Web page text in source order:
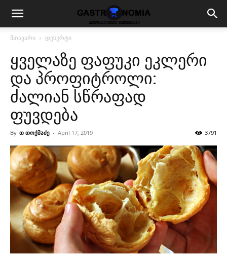
მთავარი დესერტი
ყველაზე ფაფუკი ეკლერი
და პროფიტროლი:
ძალიან სწრაფად
ფუვდება
By თ თოქმაძე - April 17, 2019 3791